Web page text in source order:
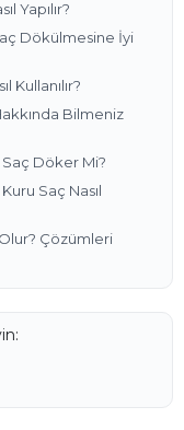
Yapılır?
Dökülmesine İyi
Kullanılır?
Bilmeniz
Saç Döker Mi?
Saç Nasıl
Olur? Çözümleri